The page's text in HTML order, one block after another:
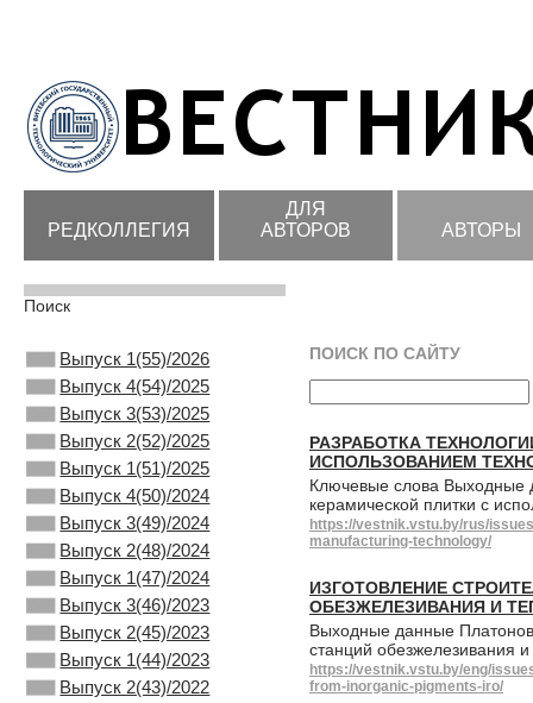
РЕДКОЛЛЕГИЯ
ДЛЯ
АВТОРОВ
АВТОРЫ
Поиск
Выпуск 1(55)/2026
Выпуск 4(54)/2025
Выпуск 3(53)/2025
Выпуск 2(52)/2025
Выпуск 1(51)/2025
Выпуск 4(50)/2024
Выпуск 3(49)/2024
Выпуск 2(48)/2024
Выпуск 1(47)/2024
Выпуск 3(46)/2023
Выпуск 2(45)/2023
Выпуск 1(44)/2023
Выпуск 2(43)/2022
ПОИСК ПО САЙТУ
РАЗРАБОТКА
ИСПОЛЬЗОВАНИЕМ
Ключевые слова Выходные
керамической плитки с
https://vestnik.vstu.by/rus/
manufacturing-technology/
ИЗГОТОВЛЕНИЕ
ОБЕЗЖЕЛЕЗИВАНИЯ И
Выходные данные Платонов
станций обезжелезивания
https://vestnik.vstu.by/eng/
from-inorganic-pigments-iro/